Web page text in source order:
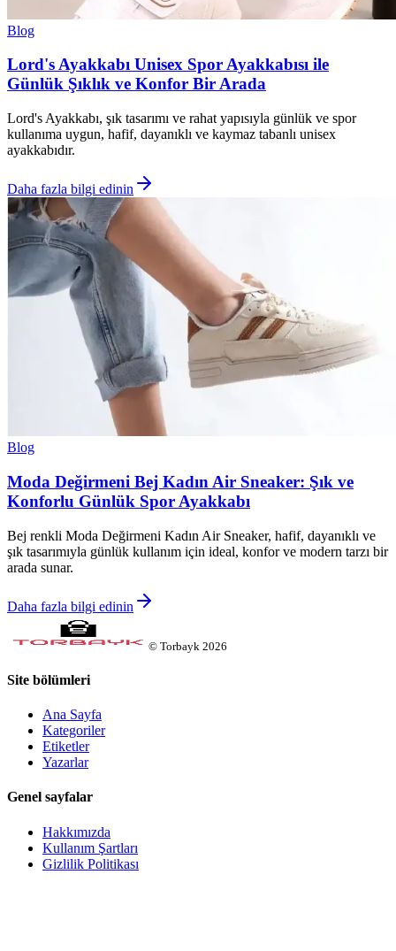
Blog
Lord's Ayakkabı Unisex Spor Ayakkabısı ile
Günlük Şıklık ve Konfor Bir Arada
Lord's Ayakkabı, şık tasarımı ve rahat yapısıyla günlük ve spor
kullanıma uygun, hafif, dayanıklı ve kaymaz tabanlı unisex
ayakkabıdır.
Daha fazla bilgi edinin
Blog
Moda Değirmeni Bej Kadın Air Sneaker: Şık ve
Konforlu Günlük Spor Ayakkabı
Bej renkli Moda Değirmeni Kadın Air Sneaker, hafif, dayanıklı ve
şık tasarımıyla günlük kullanım için ideal, konfor ve modern tarzı bir
arada sunar.
Daha fazla bilgi edinin
© Torbayk 2026
Site bölümleri
Ana Sayfa
Kategoriler
Etiketler
Yazarlar
Genel sayfalar
Hakkımızda
Kullanım Şartları
Gizlilik Politikası